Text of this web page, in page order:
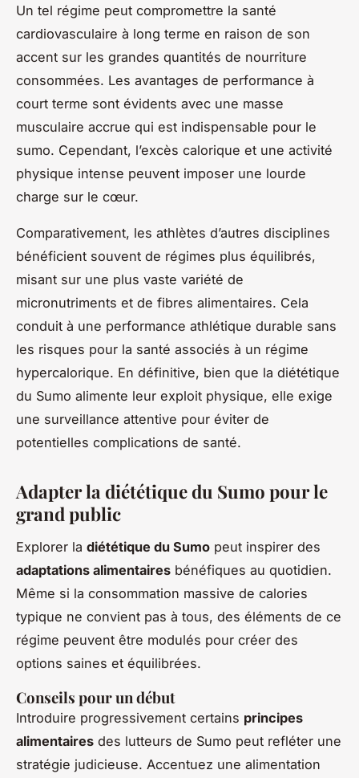
Un tel régime peut compromettre la santé
cardiovasculaire à long terme en raison de son
accent sur les grandes quantités de nourriture
consommées. Les avantages de performance à
court terme sont évidents avec une masse
musculaire accrue qui est indispensable pour le
sumo. Cependant, l’excès calorique et une activité
physique intense peuvent imposer une lourde
charge sur le cœur.
Comparativement, les athlètes d’autres disciplines
bénéficient souvent de régimes plus équilibrés,
misant sur une plus vaste variété de
micronutriments et de fibres alimentaires. Cela
conduit à une performance athlétique durable sans
les risques pour la santé associés à un régime
hypercalorique. En définitive, bien que la diététique
du Sumo alimente leur exploit physique, elle exige
une surveillance attentive pour éviter de
potentielles complications de santé.
Adapter la diététique du Sumo pour le
grand public
Explorer la diététique du Sumo peut inspirer des
adaptations alimentaires bénéfiques au quotidien.
Même si la consommation massive de calories
typique ne convient pas à tous, des éléments de ce
régime peuvent être modulés pour créer des
options saines et équilibrées.
Conseils pour un début
Introduire progressivement certains principes
alimentaires des lutteurs de Sumo peut refléter une
stratégie judicieuse. Accentuez une alimentation